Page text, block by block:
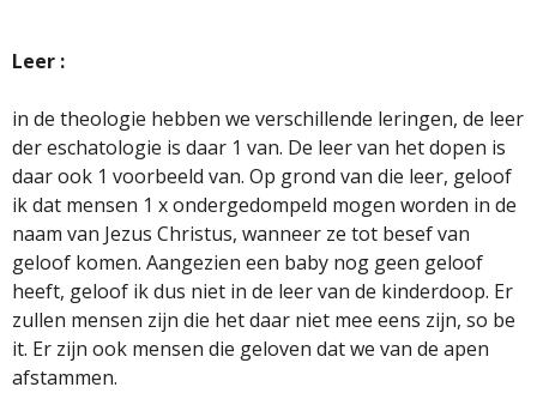
Leer :
in de theologie hebben we verschillende leringen, de leer
der eschatologie is daar 1 van. De leer van het dopen is
daar ook 1 voorbeeld van. Op grond van die leer, geloof
ik dat mensen 1 x ondergedompeld mogen worden in de
naam van Jezus Christus, wanneer ze tot besef van
geloof komen. Aangezien een baby nog geen geloof
heeft, geloof ik dus niet in de leer van de kinderdoop. Er
zullen mensen zijn die het daar niet mee eens zijn, so be
it. Er zijn ook mensen die geloven dat we van de apen
afstammen.